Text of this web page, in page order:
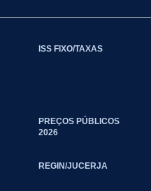
ISS FIXO/TAXAS
PREÇOS PÚBLICOS
2026
REGIN/JUCERJA